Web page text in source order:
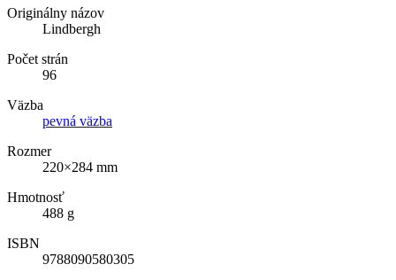
Originálny názov
Lindbergh
Počet strán
96
Väzba
pevná väzba
Rozmer
220×284 mm
Hmotnosť
488 g
ISBN
9788090580305